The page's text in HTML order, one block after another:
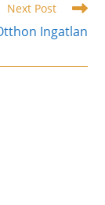
Next Post
Ingatlan